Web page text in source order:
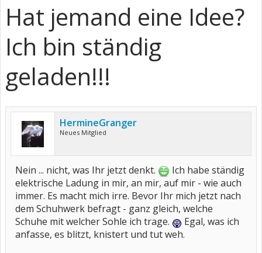
Hat jemand eine Idee?
Ich bin ständig
geladen!!!
HermineGranger
Neues Mitglied
Nein ... nicht, was Ihr jetzt denkt.
Ich habe ständig
elektrische Ladung in mir, an mir, auf mir - wie auch
immer. Es macht mich irre. Bevor Ihr mich jetzt nach
dem Schuhwerk befragt - ganz gleich, welche
Schuhe mit welcher Sohle ich trage.
Egal, was ich
anfasse, es blitzt, knistert und tut weh.